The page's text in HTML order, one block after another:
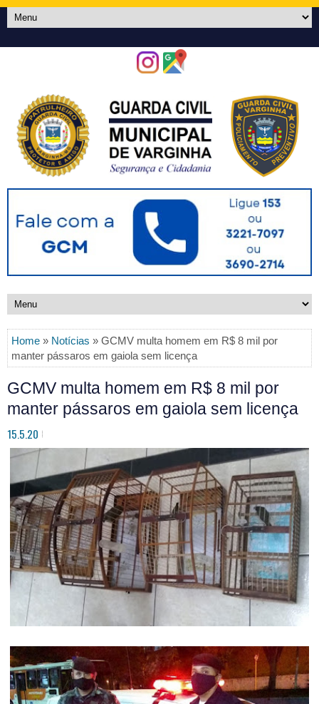
Home » Notícias » GCMV multa homem em R$ 8 mil por
manter pássaros em gaiola sem licença
GCMV multa homem em R$ 8 mil por
manter pássaros em gaiola sem licença
15.5.20